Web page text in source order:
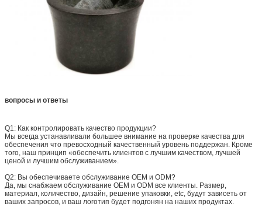
вопросы и ответы
Q1: Как контролировать качество продукции?
Мы всегда устанавливали большее внимание на проверке качества для
обеспечения что превосходный качественный уровень поддержан. Кроме
того, наш принцип «обеспечить клиентов с лучшим качеством, лучшей
ценой и лучшим обслуживанием».
Q2: Вы обеспечиваете обслуживание OEM и ODM?
Да, мы снабжаем обслуживание OEM и ODM все клиенты. Размер,
материал, количество, дизайн, решение упаковки, etc, будут зависеть от
ваших запросов, и ваш логотип будет подгонян на наших продуктах.